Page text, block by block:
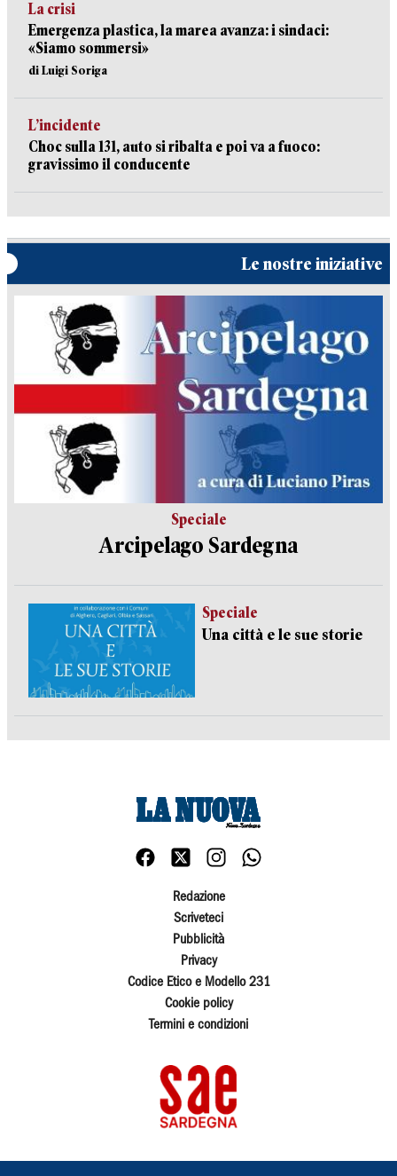
La crisi
Emergenza plastica, la marea avanza: i sindaci:
«Siamo sommersi»
di Luigi Soriga
L’incidente
Choc sulla 131, auto si ribalta e poi va a fuoco:
gravissimo il conducente
Le nostre iniziative
Speciale
Arcipelago Sardegna
Speciale
Una città e le sue storie
Redazione
Scriveteci
Pubblicità
Privacy
Codice Etico e Modello 231
Cookie policy
Termini e condizioni